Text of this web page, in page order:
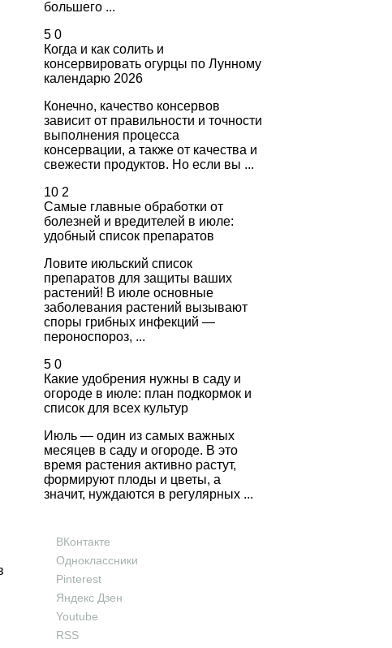
большего ...
5 0
Когда и как солить и
консервировать огурцы по Лунному
календарю 2026
Конечно, качество консервов
зависит от правильности и точности
выполнения процесса
консервации, а также от качества и
свежести продуктов. Но если вы ...
10 2
Самые главные обработки от
болезней и вредителей в июле:
удобный список препаратов
Ловите июльский список
препаратов для защиты ваших
растений! В июле основные
заболевания растений вызывают
споры грибных инфекций —
пероноспороз, ...
5 0
Какие удобрения нужны в саду и
огороде в июле: план подкормок и
список для всех культур
Июль — один из самых важных
месяцев в саду и огороде. В это
время растения активно растут,
формируют плоды и цветы, а
значит, нуждаются в регулярных ...
ВКонтакте
Одноклассники
Pinterest
Яндекс Дзен
Youtube
RSS